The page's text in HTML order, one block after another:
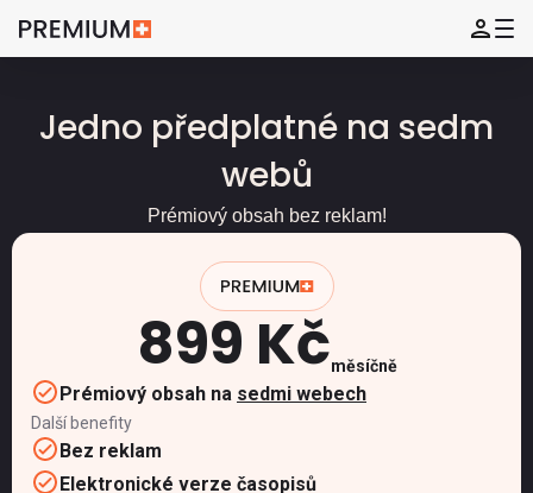
Jedno předplatné na sedm
webů
Prémiový obsah bez reklam!
899 Kčměsíčně
Prémiový obsah na sedmi webech
Další benefity
Bez reklam
Elektronické verze časopisů